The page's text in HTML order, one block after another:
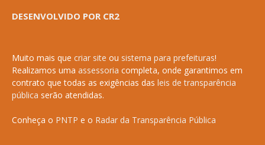
DESENVOLVIDO POR CR2
Muito mais que criar site ou sistema para prefeituras!
Realizamos uma assessoria completa, onde garantimos em
contrato que todas as exigências das leis de transparência
pública serão atendidas.
Conheça o PNTP e o Radar da Transparência Pública